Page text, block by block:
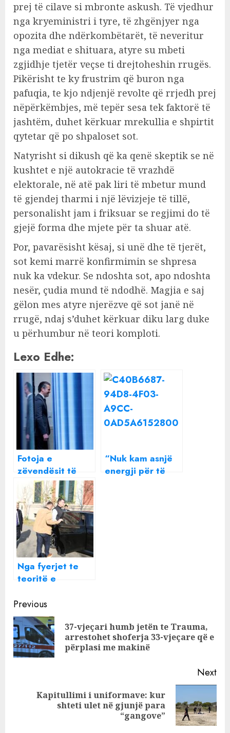
prej të cilave si mbronte askush. Të vjedhur
nga kryeministri i tyre, të zhgënjyer nga
opozita dhe ndërkombëtarët, të neveritur
nga mediat e shituara, atyre su mbeti
zgjidhje tjetër veçse ti drejtoheshin rrugës.
Pikërisht te ky frustrim që buron nga
pafuqia, te kjo ndjenjë revolte që rrjedh prej
nëpërkëmbjes, më tepër sesa tek faktorë të
jashtëm, duhet kërkuar mrekullia e shpirtit
qytetar që po shpaloset sot.
Natyrisht si dikush që ka qenë skeptik se në
kushtet e një autokracie të vrazhdë
elektorale, në atë pak liri të mbetur mund
të gjendej tharmi i një lëvizjeje të tillë,
personalisht jam i friksuar se regjimi do të
gjejë forma dhe mjete për ta shuar atë.
Por, pavarësisht kësaj, si unë dhe të tjerët,
sot kemi marrë konfirmimin se shpresa
nuk ka vdekur. Se ndoshta sot, apo ndoshta
nesër, çudia mund të ndodhë. Magjia e saj
gëlon mes atyre njerëzve që sot janë në
rrugë, ndaj s’duhet kërkuar diku larg duke
u përhumbur në teori komploti.
Lexo Edhe:
Fotoja e
zëvendësit të
Trump që po
ushqen teoritë
konspirative
“Nuk kam asnjë
energji për të
Nga fyerjet te
teoritë e
mbrohet Erion
Veliaj ndaj SPAK
Continue
Reading
Previous
37-vjeçari humb jetën te Trauma,
arrestohet shoferja 33-vjeçare që e
përplasi me makinë
Next
Kapitullimi i uniformave: kur
shteti ulet në gjunjë para
“gangove”